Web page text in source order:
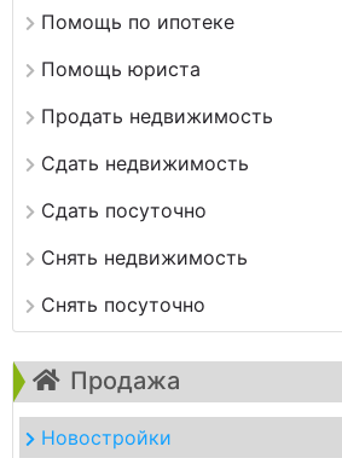
Помощь по ипотеке
Помощь юриста
Продать недвижимость
Сдать недвижимость
Сдать посуточно
Снять недвижимость
Снять посуточно
Продажа
Новостройки